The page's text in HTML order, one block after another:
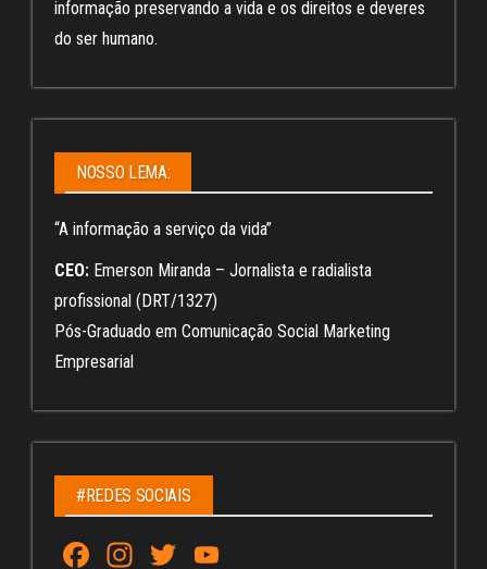
informação preservando a vida e os direitos e deveres
do ser humano.
NOSSO LEMA:
“A informação a serviço da vida”
CEO: Emerson Miranda – Jornalista e radialista
profissional (DRT/1327)
Pós-Graduado em Comunicação Social Marketing
Empresarial
#REDES SOCIAIS
Fa
In
T